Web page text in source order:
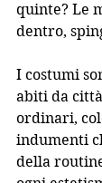
quinte? Le
dentro,
I costumi
abiti da
ordinari,
indumenti
della